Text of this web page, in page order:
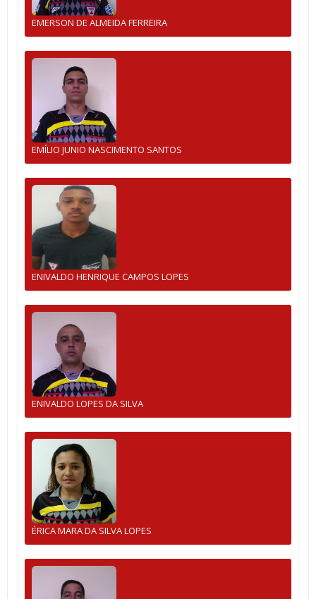
EMERSON DE ALMEIDA FERREIRA
EMÍLIO JUNIO NASCIMENTO SANTOS
ENIVALDO HENRIQUE CAMPOS LOPES
ENIVALDO LOPES DA SILVA
ÉRICA MARA DA SILVA LOPES